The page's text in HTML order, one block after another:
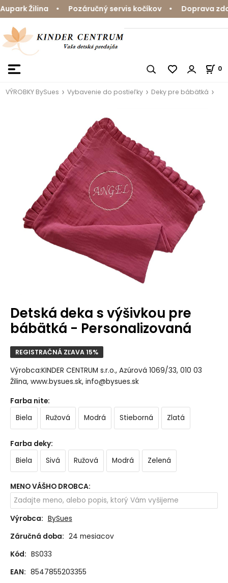
Žilina • Pozáručný servis kočíkov • Doprava
0
VÝROBKY BySues Vybavenie do postieľky Deky pre bábätká
Detská deka s výšivkou pre
bábätká - Personalizovaná
REGISTRAČNÁ ZĽAVA 15%
Výrobca:KINDER CENTRUM s.r.o., Azúrová 1069/33, 010 03
Žilina, www.bysues.sk, info@bysues.sk
Farba nite:
Biela
Ružová Modrá Stieborná Zlatá
Farba deky:
Biela
Sivá Ružová Modrá Zelená
MENO VÁŠHO DROBCA:
Výrobca: BySues
Záručná doba: 24 mesiacov
Kód: BS033
EAN: 8547855203355